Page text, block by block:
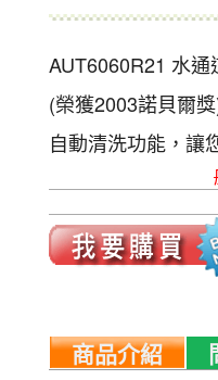
AUT6060R21 水
(榮獲2003諾貝爾
自動清洗功能，讓
商品介紹